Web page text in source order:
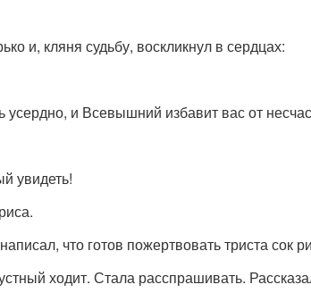
и, кляня судьбу, воскликнул в сердцах:
и Всевышний избавит вас от
увидеть!
что готов пожертвовать триста сок
ходит. Стала расспрашивать.